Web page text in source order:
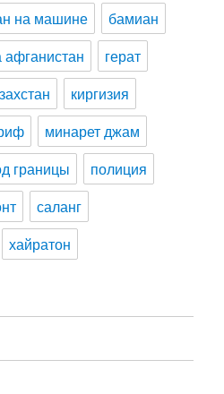
на машине
бамиан
афганистан
герат
киргизия
минарет джам
границы
полиция
саланг
хайратон